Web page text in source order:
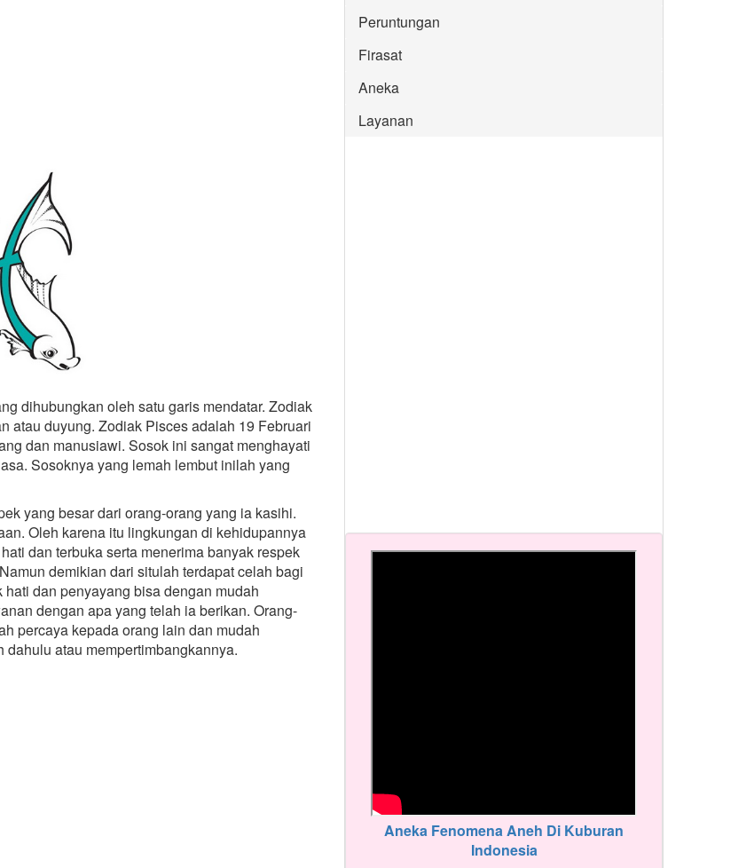
dihubungkan oleh satu garis mendatar. Zodiak
atau duyung. Zodiak Pisces adalah 19 Februari
dan manusiawi. Sosok ini sangat menghayati
Sosoknya yang lemah lembut inilah yang
yang besar dari orang-orang yang ia kasihi.
Oleh karena itu lingkungan di kehidupannya
dan terbuka serta menerima banyak respek
demikian dari situlah terdapat celah bagi
dan penyayang bisa dengan mudah
dengan apa yang telah ia berikan. Orang-
percaya kepada orang lain dan mudah
atau mempertimbangkannya.
Peruntungan
Firasat
Aneka
Layanan
Aneka Fenomena Aneh Di Kuburan
Indonesia